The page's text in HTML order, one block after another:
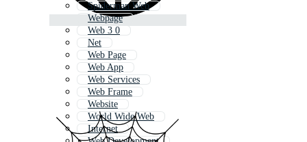
Spiderman Web
Webpage
Web 3 0
Net
Web Page
Web App
Web Services
Web Frame
Website
World Wide Web
Internet